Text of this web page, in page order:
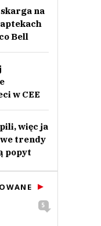
na
Bell
w CEE
więc ja
trendy
popyt
5